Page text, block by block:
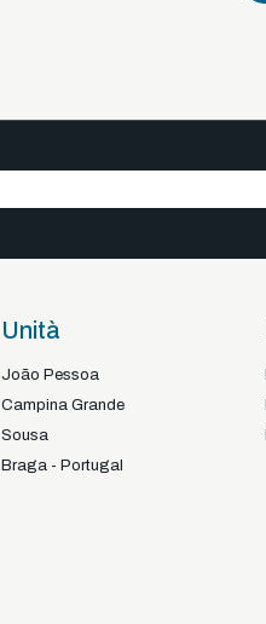
Unità
João Pessoa
Campina Grande
Sousa
Braga - Portugal